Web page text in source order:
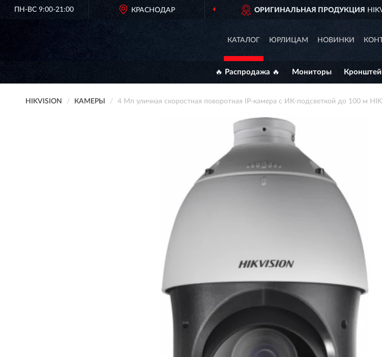
ПН-ВС 9:00-21:00 КРАСНОДАР ОРИГИНАЛЬНАЯ ПРОДУКЦИЯ HIKVISION В
КАТАЛОГ ЮРЛИЦАМ НОВИНКИ
🔥 Распродажа 🔥 Мониторы
HIKVISION КАМЕРЫ 4 Мп уличная скоростная поворотная IP-камера с ИК-подсветкой до 100 м